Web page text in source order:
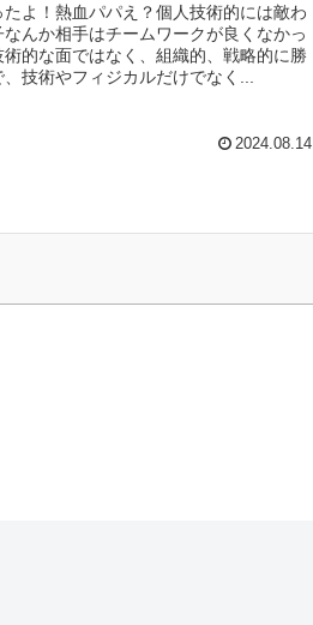
よ！熱血パパえ？個人技術的には敵わ
んか相手はチームワークが良くなかっ
的な面ではなく、組織的、戦略的に勝
技術やフィジカルだけでなく...
2024.08.14